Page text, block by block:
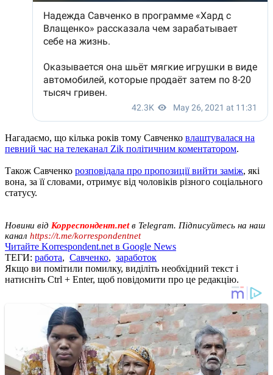
Нагадаємо, що кілька років тому Савченко влаштувалася на
певний час на телеканал Zik політичним коментатором.
Також Савченко розповідала про пропозиції вийти заміж, які
вона, за її словами, отримує від чоловіків різного соціального
статусу.
Новини від Корреспондент.netв Telegram. Підписуйтесь на наш
канал https://t.me/korrespondentnet
Читайте Korrespondent.net в Google News
ТЕГИ: работа, Савченко, заработок
Якщо ви помітили помилку, виділіть необхідний текст і
натисніть Ctrl + Enter, щоб повідомити про це редакцію.